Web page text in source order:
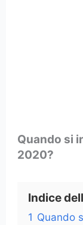
Quando si
2020?
Indice
1 Quando